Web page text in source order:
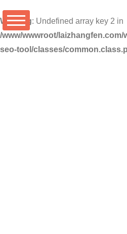
Warning: Undefined array key 2 in
/www/wwwroot/
seo-tool/classes/